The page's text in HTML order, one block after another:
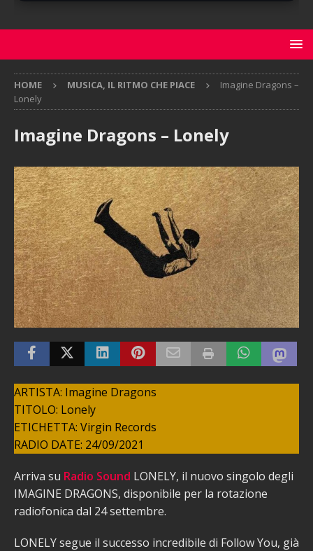
HOME MUSICA, IL RITMO CHE PIACE
Imagine Dragons –
Lonely
Imagine Dragons – Lonely
ARTISTA: Imagine Dragons
TITOLO: Lonely
ETICHETTA: Virgin Records
RADIO DATE: 24/09/2021
Arriva su Radio Sound LONELY, il nuovo singolo degli
IMAGINE DRAGONS, disponibile per la rotazione
radiofonica dal 24 settembre.
LONELY segue il successo incredibile di Follow You, già